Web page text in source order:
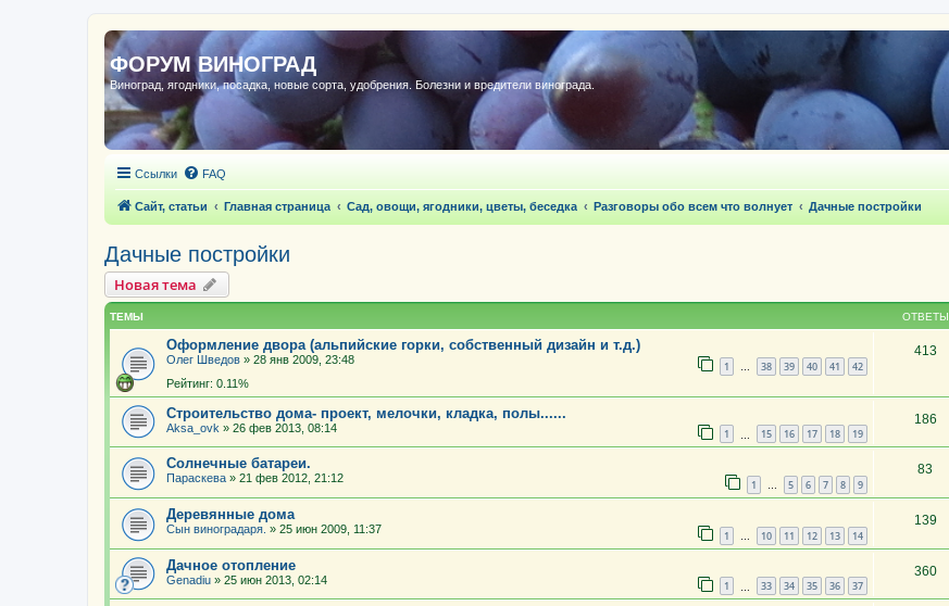
ФОРУМ ВИНОГРАД
Виноград, ягодники, посадка, новые сорта, удобрения. Болезни и вредители винограда.
Ссылки FAQ
Сайт, статьи Главная страница Сад, овощи, ягодники, цветы, беседка Разговоры обо всем что волнует Дачные постройки
Дачные постройки
Новая тема
ТЕМЫ ОТВЕТЫ
Оформление двора (альпийские горки, собственный дизайн и т.д.)
Олег Шведов » 28 янв 2009, 23:48 1 … 38 39 40 41 42
Рейтинг: 0.11%
413
Строительство дома- проект, мелочки, кладка, полы......
Aksa_ovk » 26 фев 2013, 08:14 1 15 16 17 18 19
186
Солнечные батареи.
Параскева » 21 фев 2012, 21:12 1 … 5 6 7 8 9
83
Деревянные дома
Сын виноградаря. » 25 июн 2009, 11:37 1 … 10 11 12 13 14
139
Дачное отопление
Genadiu » 25 июн 2013, 02:14 1 33 34 35 36 37
360